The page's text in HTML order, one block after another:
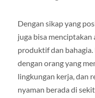
Dengan sikap yang
juga bisa
produktif dan bahagia.
dengan orang yang
lingkungan kerja, dan
nyaman berada di